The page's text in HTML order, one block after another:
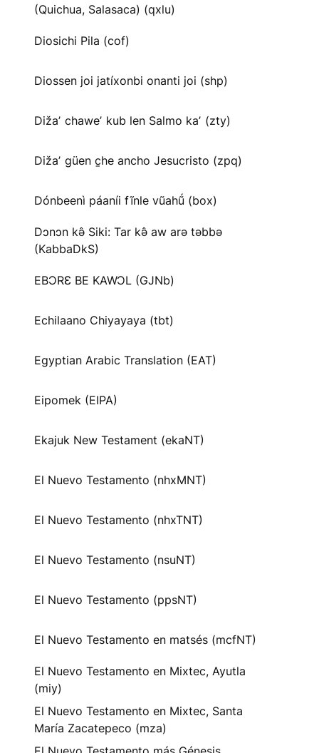
(Quichua, Salasaca) (qxlu)
Diosichi Pila (cof)
Diossen joi jatíxonbi onanti joi (shp)
Dižaʼ chaweʼ kub len Salmo kaʼ (zty)
Dižaʼ güen c̱he ancho Jesucristo (zpq)
Dónbeenì páaníi fĩnle vũahṹ (box)
Dɔnɔn kə̂ Siki: Tar kə̂ aw arə təbbə
(KabbaDkS)
EBƆRƐ BE KAWƆL (GJNb)
Echilaano Chiyayaya (tbt)
Egyptian Arabic Translation (EAT)
Eipomek (EIPA)
Ekajuk New Testament (ekaNT)
El Nuevo Testamento (nhxMNT)
El Nuevo Testamento (nhxTNT)
El Nuevo Testamento (nsuNT)
El Nuevo Testamento (ppsNT)
El Nuevo Testamento en matsés (mcfNT)
El Nuevo Testamento en Mixtec, Ayutla
(miy)
El Nuevo Testamento en Mixtec, Santa
María Zacatepeco (mza)